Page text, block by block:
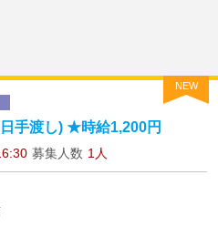
NEW
手渡し) ★時給1,200円
募集人数 1人